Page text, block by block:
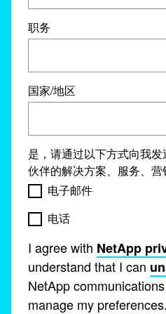
职务
国家/地区
是，请通过以下方式向我
伙伴的解决方案、服务、营
电子邮件
电话
I agree with NetApp
understand that I can
NetApp
manage my preferences.